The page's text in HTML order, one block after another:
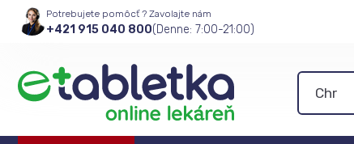
Potrebujete pomôcť ? Zavolajte nám
+421 915 040 800(Denne: 7:00-21:00)